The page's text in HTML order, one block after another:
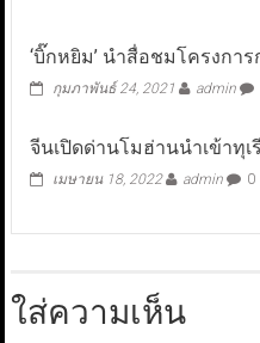
‘บิ๊กหยิม’ นำสื่อชมโครงก
กุมภาพันธ์ 24, 2021 admin
จีนเปิดด่านโมฮ่านนำเข้าทุเ
เมษายน 18, 2022 admin 0
ใส่ความเห็น